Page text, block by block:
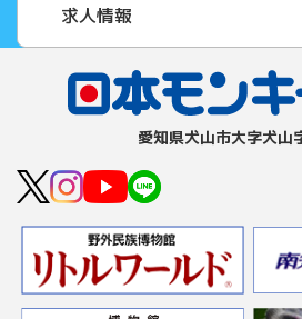
求人情報
愛知県⽝⼭市⼤字⽝⼭